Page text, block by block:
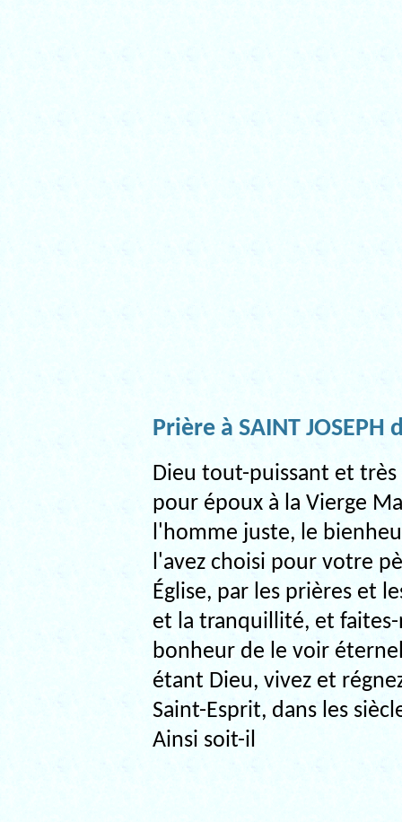
Prière à SAINT JOSEPH
Dieu tout-puissant et
pour époux à la Vierge
l'homme juste, le
l'avez choisi pour votre
Église, par les prières et
et la tranquillité, et
bonheur de le voir
étant Dieu, vivez et
Saint-Esprit, dans les
Ainsi soit-il